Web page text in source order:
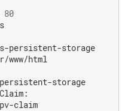
80
persistent-storage
www/html
storage
claim